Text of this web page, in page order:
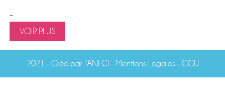
...
VOIR PLUS
2021 - Créé par l'ANFCI - Mentions Légales - CGU